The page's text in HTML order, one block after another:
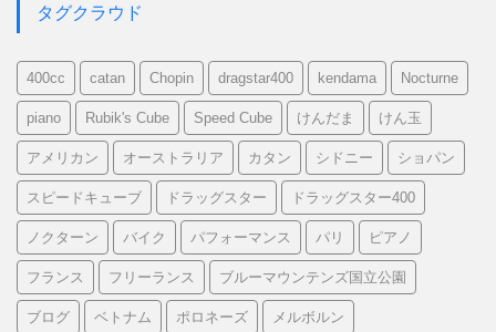
タグクラウド
400cc catan Chopin dragstar400 kendama Nocturne
piano Rubik's Cube Speed Cube けんだま けん玉
アメリカン オーストラリア カタン シドニー ショパン
スピードキューブ ドラッグスター ドラッグスター400
ノクターン バイク パフォーマンス パリ ピアノ
フランス フリーランス ブルーマウンテンズ国立公園
ブログ ベトナム ポロネーズ メルボルン